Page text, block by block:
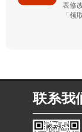
表修
「领
联系我